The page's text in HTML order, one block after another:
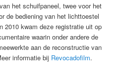
het schuifpaneel, twee voor het
de bediening van het lichttoestel
2010 kwam deze registratie uit op
waarin onder andere de
aan de reconstructie van
informatie bij Revocadofilm.